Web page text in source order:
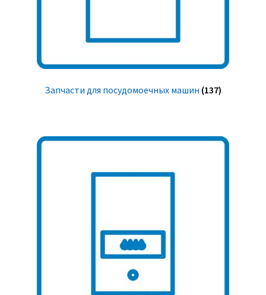
Запчасти для посудомоечных машин (137)